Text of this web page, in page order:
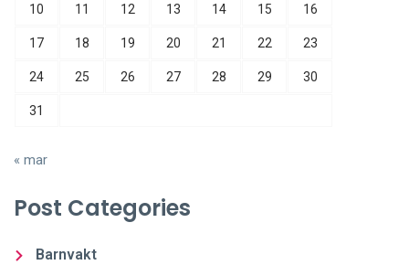
10 11 12 13 14 15 16
17 18 19 20 21 22 23
24 25 26 27 28 29 30
31
« mar
Post Categories
Barnvakt